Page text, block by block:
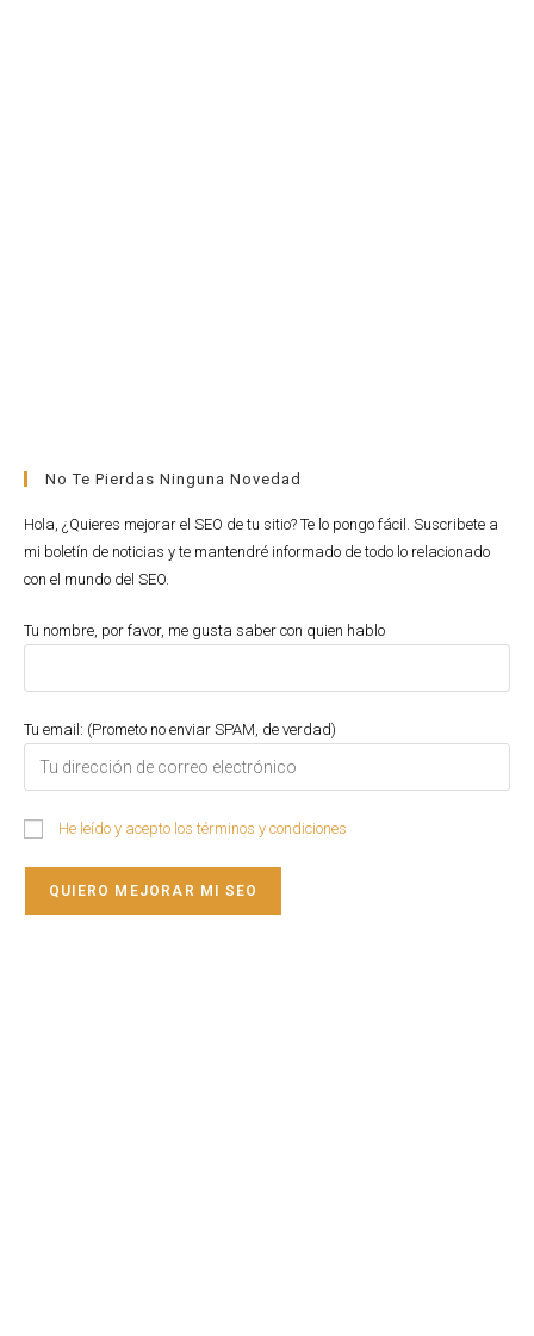
No Te Pierdas Ninguna Novedad
Hola, ¿Quieres mejorar el SEO de tu sitio? Te lo pongo fácil. Suscribete a
mi boletín de noticias y te mantendré informado de todo lo relacionado
con el mundo del SEO.
Tu nombre, por favor, me gusta saber con quien hablo
Tu email: (Prometo no enviar SPAM, de verdad)
He leído y acepto los términos y condiciones